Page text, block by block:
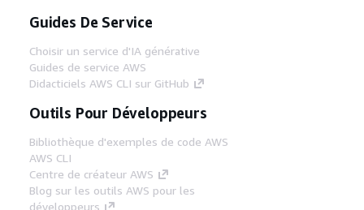
Guides De Service
Choisir un service d'IA générative
Guides de service AWS
Didacticiels AWS CLI sur GitHub
Outils Pour Développeurs
Bibliothèque d'exemples de code AWS
AWS CLI
Centre de créateur AWS
Blog sur les outils AWS pour les
développeurs